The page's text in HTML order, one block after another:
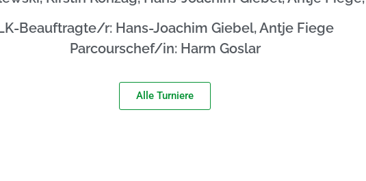
Beauftragte/r: Hans-Joachim Giebel, Antje Fiege
Parcourschef/in: Harm Goslar
Alle Turniere